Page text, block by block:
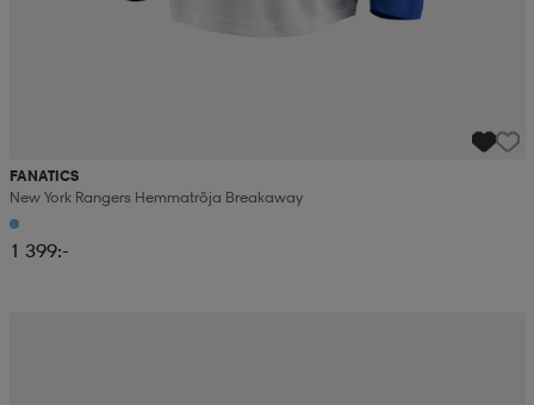
FANATICS
New York Rangers Hemmatröja Breakaway
1 399:-